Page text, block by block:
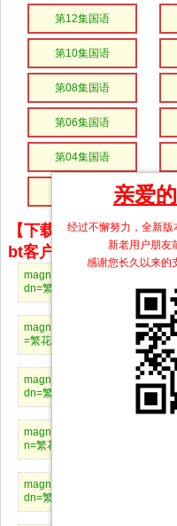
第12集国语
第10集国语
第08集国语
第06集国语
第04集国语
【下载地址】magnet
bt客户端下载
dn=繁花第30集国语.mp4
=繁花第29集国语.mp4
dn=繁花第28集国语.mp4
n=繁花第27集国语.mp4
dn=繁花第26集国语.mp4
亲爱
经过不懈努力，全新版
新老用户朋友
感谢您长久以来的